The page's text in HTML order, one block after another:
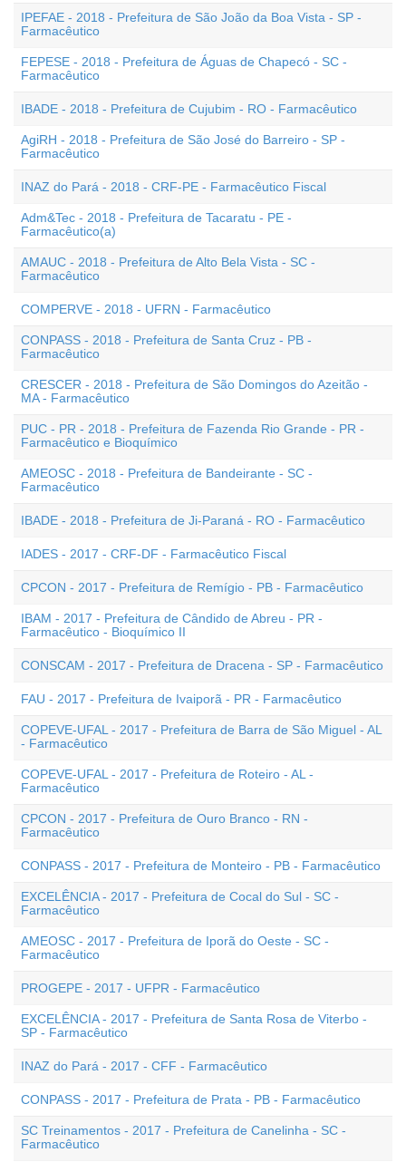
IPEFAE - 2018 - Prefeitura de São João da Boa Vista - SP -
Farmacêutico
FEPESE - 2018 - Prefeitura de Águas de Chapecó - SC -
Farmacêutico
IBADE - 2018 - Prefeitura de Cujubim - RO - Farmacêutico
AgiRH - 2018 - Prefeitura de São José do Barreiro - SP -
Farmacêutico
INAZ do Pará - 2018 - CRF-PE - Farmacêutico Fiscal
Adm&Tec - 2018 - Prefeitura de Tacaratu - PE -
Farmacêutico(a)
AMAUC - 2018 - Prefeitura de Alto Bela Vista - SC -
Farmacêutico
COMPERVE - 2018 - UFRN - Farmacêutico
CONPASS - 2018 - Prefeitura de Santa Cruz - PB -
Farmacêutico
CRESCER - 2018 - Prefeitura de São Domingos do Azeitão -
MA - Farmacêutico
PUC - PR - 2018 - Prefeitura de Fazenda Rio Grande - PR -
Farmacêutico e Bioquímico
AMEOSC - 2018 - Prefeitura de Bandeirante - SC -
Farmacêutico
IBADE - 2018 - Prefeitura de Ji-Paraná - RO - Farmacêutico
IADES - 2017 - CRF-DF - Farmacêutico Fiscal
CPCON - 2017 - Prefeitura de Remígio - PB - Farmacêutico
IBAM - 2017 - Prefeitura de Cândido de Abreu - PR -
Farmacêutico - Bioquímico II
CONSCAM - 2017 - Prefeitura de Dracena - SP - Farmacêutico
FAU - 2017 - Prefeitura de Ivaiporã - PR - Farmacêutico
COPEVE-UFAL - 2017 - Prefeitura de Barra de São Miguel - AL
- Farmacêutico
COPEVE-UFAL - 2017 - Prefeitura de Roteiro - AL -
Farmacêutico
CPCON - 2017 - Prefeitura de Ouro Branco - RN -
Farmacêutico
CONPASS - 2017 - Prefeitura de Monteiro - PB - Farmacêutico
EXCELÊNCIA - 2017 - Prefeitura de Cocal do Sul - SC -
Farmacêutico
AMEOSC - 2017 - Prefeitura de Iporã do Oeste - SC -
Farmacêutico
PROGEPE - 2017 - UFPR - Farmacêutico
EXCELÊNCIA - 2017 - Prefeitura de Santa Rosa de Viterbo -
SP - Farmacêutico
INAZ do Pará - 2017 - CFF - Farmacêutico
CONPASS - 2017 - Prefeitura de Prata - PB - Farmacêutico
SC Treinamentos - 2017 - Prefeitura de Canelinha - SC -
Farmacêutico